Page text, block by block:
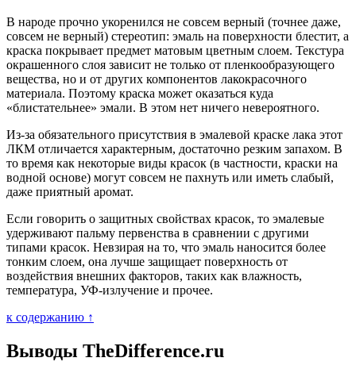
В народе прочно укоренился не совсем верный (точнее даже,
совсем не верный) стереотип: эмаль на поверхности блестит, а
краска покрывает предмет матовым цветным слоем. Текстура
окрашенного слоя зависит не только от пленкообразующего
вещества, но и от других компонентов лакокрасочного
материала. Поэтому краска может оказаться куда
«блистательнее» эмали. В этом нет ничего невероятного.
Из-за обязательного присутствия в эмалевой краске лака этот
ЛКМ отличается характерным, достаточно резким запахом. В
то время как некоторые виды красок (в частности, краски на
водной основе) могут совсем не пахнуть или иметь слабый,
даже приятный аромат.
Если говорить о защитных свойствах красок, то эмалевые
удерживают пальму первенства в сравнении с другими
типами красок. Невзирая на то, что эмаль наносится более
тонким слоем, она лучше защищает поверхность от
воздействия внешних факторов, таких как влажность,
температура, УФ-излучение и прочее.
к содержанию ↑
Выводы TheDifference.ru